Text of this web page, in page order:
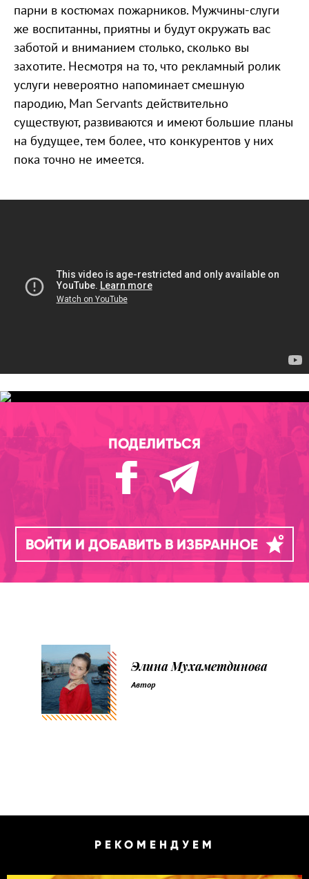
парни в костюмах пожарников. Мужчины-слуги
же воспитанны, приятны и будут окружать вас
заботой и вниманием столько, сколько вы
захотите. Несмотря на то, что рекламный ролик
услуги невероятно напоминает смешную
пародию, Man Servants действительно
существуют, развиваются и имеют большие планы
на будущее, тем более, что конкурентов у них
пока точно не имеется.
ПОДЕЛИТЬСЯ
ВОЙТИ И ДОБАВИТЬ В ИЗБРАННОЕ
Элина Мухаметдинова
Автор
РЕКОМЕНДУЕМ